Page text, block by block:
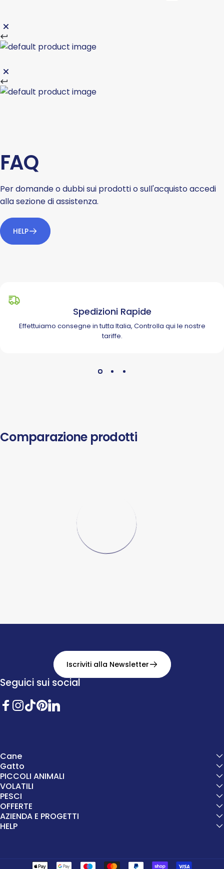
FAQ
Per domande o dubbi sui prodotti o sull'acquisto accedi
alla sezione di assistenza.
HELP
Spedizioni Rapide
Effettuiamo consegne in tutta Italia, Controlla qui le nostre
tariffe.
Comparazione prodotti
Iscriviti alla Newsletter
Seguici sui social
Cane
Gatto
PICCOLI ANIMALI
VOLATILI
PESCI
OFFERTE
AZIENDA E PROGETTI
HELP